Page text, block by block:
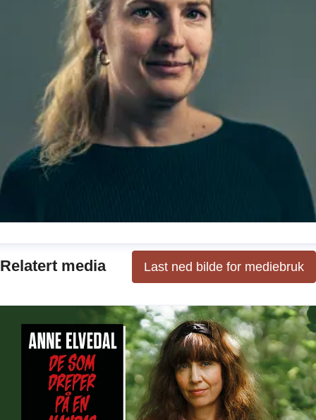
Kommunikasjonsansvarlig barnebøker +
vibeke.christiansen@cappelendamm.no
Relatert media Last ned bilde for mediebruk